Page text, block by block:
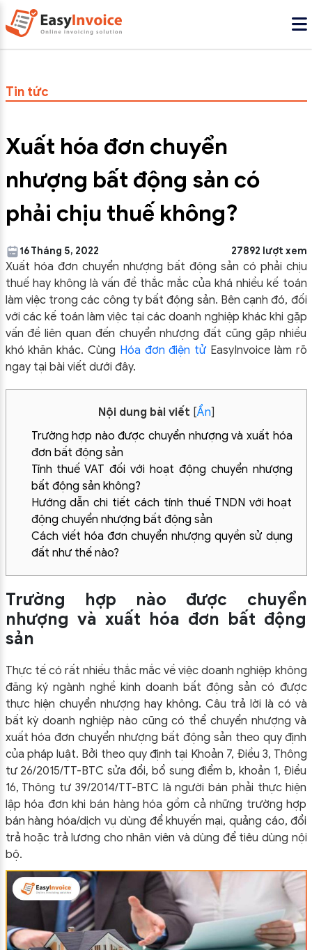
Tin tức
Xuất hóa đơn chuyển
nhượng bất động sản có
phải chịu thuế không?
16 Tháng 5, 2022 27892 lượt xem
Xuất hóa đơn chuyển nhượng bất động sản có phải chịu
thuế hay không là vấn đề thắc mắc của khá nhiều kế toán
làm việc trong các công ty bất động sản. Bên cạnh đó, đối
với các kế toán làm việc tại các doanh nghiệp khác khi gặp
vấn đề liên quan đến chuyển nhượng đất cũng gặp nhiều
khó khăn khác. Cùng Hóa đơn điện tử EasyInvoice làm rõ
ngay tại bài viết dưới đây.
Nội dung bài viết [Ẩn]
Trường hợp nào được chuyển nhượng và xuất hóa
đơn bất động sản
Tính thuế VAT đối với hoạt động chuyển nhượng
bất động sản không?
Hướng dẫn chi tiết cách tính thuế TNDN với hoạt
động chuyển nhượng bất động sản
Cách viết hóa đơn chuyển nhượng quyền sử dụng
đất như thế nào?
Trường hợp nào được chuyển
nhượng và xuất hóa đơn bất động
sản
Thực tế có rất nhiều thắc mắc về việc doanh nghiệp không
đăng ký ngành nghề kinh doanh bất động sản có được
thực hiện chuyển nhượng hay không. Câu trả lời là có và
bất kỳ doanh nghiệp nào cũng có thể chuyển nhượng và
xuất hóa đơn chuyển nhượng bất động sản theo quy định
của pháp luật. Bởi theo quy định tại Khoản 7, Điều 3, Thông
tư 26/2015/TT-BTC sửa đổi, bổ sung điểm b, khoản 1, Điều
16, Thông tư 39/2014/TT-BTC là người bán phải thực hiện
lập hóa đơn khi bán hàng hóa gồm cả những trường hợp
bán hàng hóa/dịch vụ dùng để khuyến mại, quảng cáo, đổi
trả hoặc trả lương cho nhân viên và dùng để tiêu dùng nội
bộ.